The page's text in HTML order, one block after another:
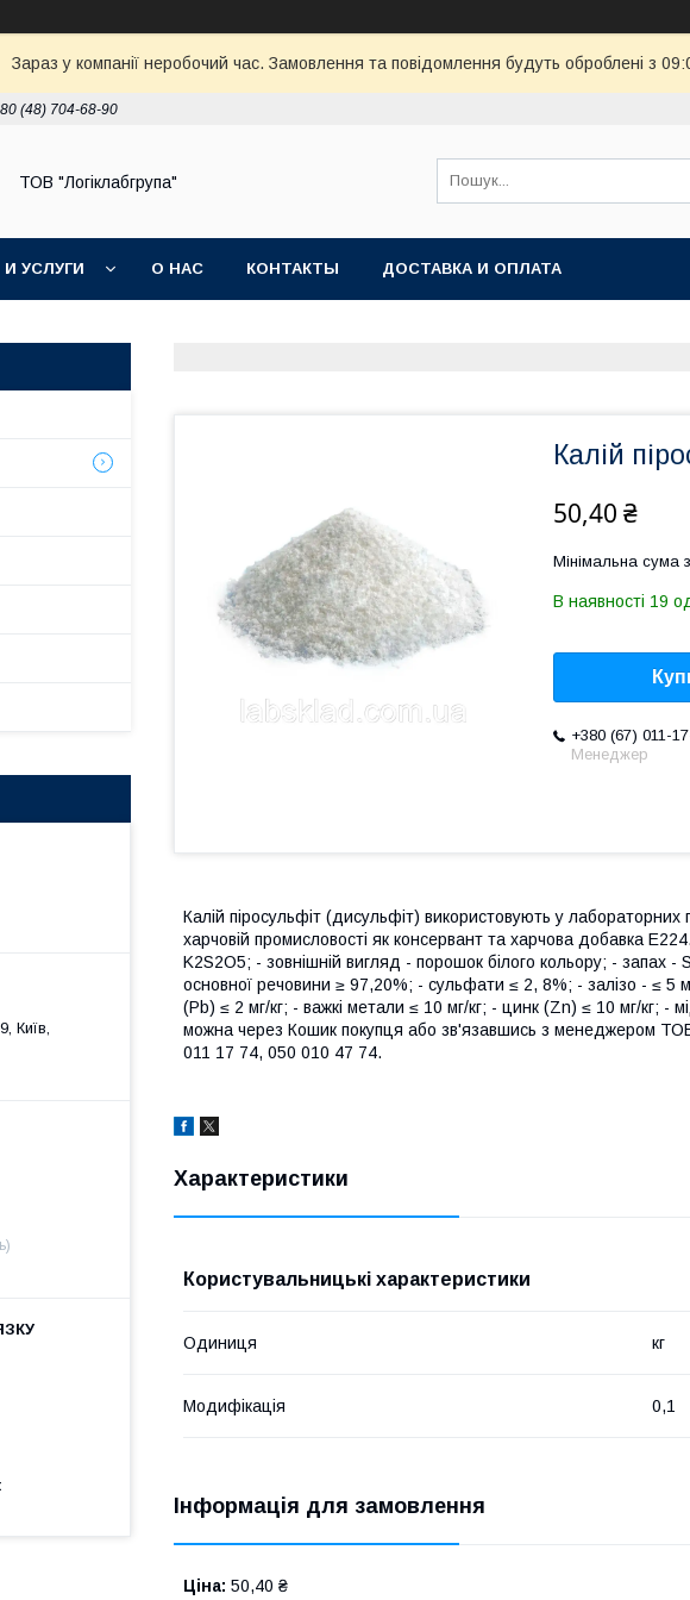
Зараз у компанії неробочий час. Замовлення та повідомлення будуть оброблені з
(48) 704-68-90
ТОВ "Логіклабгрупа"
УСЛУГИ О НАС КОНТАКТЫ ДОСТАВКА И ОПЛАТА
Калій
50,40 ₴
Мінімальна сума
В наявності 19
+380 (67) 011-
Менеджер
Калій піросульфіт (дисульфіт) використовують у лабораторних
харчовій промисловості як консервант та харчова добавка
K2S2O5; - зовнішній вигляд - порошок білого кольору; - запах
основної речовини ≥ 97,20%; - сульфати ≤ 2, 8%; - залізо - ≤ 5
(Pb) ≤ 2 мг/кг; - важкі метали ≤ 10 мг/кг; - цинк (Zn) ≤ 10 мг/кг;
можна через Кошик покупця або зв'язавшись з менеджером
011 17 74, 050 010 47 74.
Характеристики
Користувальницькі характеристики
Одиниця кг
Модифікація 0,1
Інформація для замовлення
Ціна: 50,40 ₴
Київ,